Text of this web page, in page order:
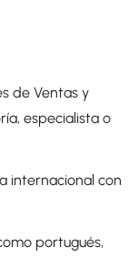
de Ventas y
especialista o
internacional con
portugués,